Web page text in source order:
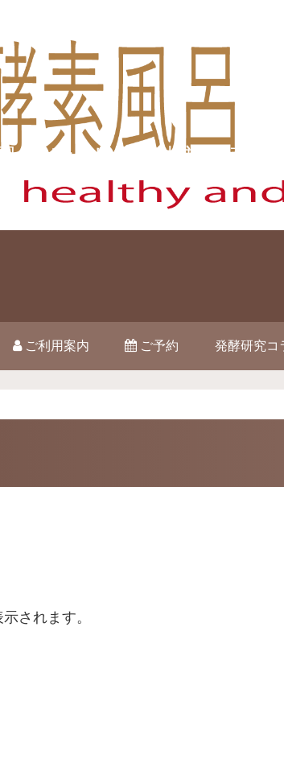
風呂オハナ 藤枝市駿河台
ご利用案内 ご予約 発酵研究コ
されます。